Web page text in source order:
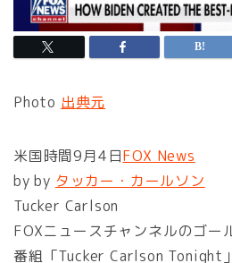
Photo 出典元
米国時間9月4日FOX News
by by タッカー・カールソン
Tucker Carlson
FOXニュースチャンネルのゴー
番組「Tucker Carlson Tonight